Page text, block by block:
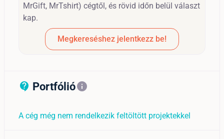
MrGift, MrTshirt) cégtől, és rövid időn belül választ
kap.
Megkereséshez jelentkezz be!
contact_support_outline
Portfólióinfo
A cég még nem rendelkezik feltöltött projektekkel